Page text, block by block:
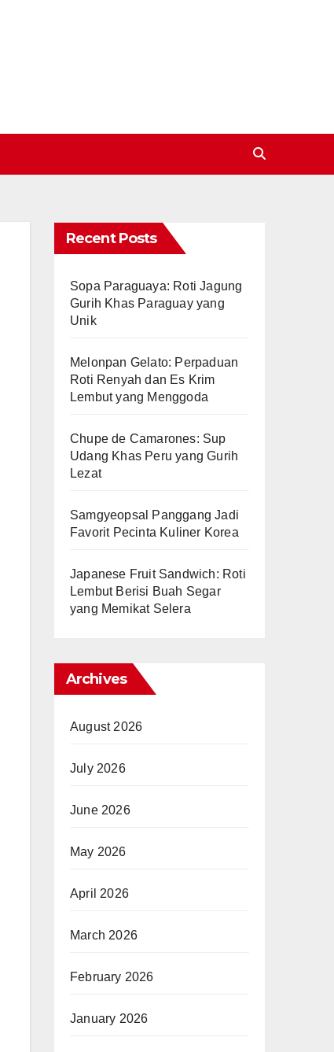
Recent Posts
Sopa Paraguaya: Roti Jagung
Gurih Khas Paraguay yang
Unik
Melonpan Gelato: Perpaduan
Roti Renyah dan Es Krim
Lembut yang Menggoda
Chupe de Camarones: Sup
Udang Khas Peru yang Gurih
Lezat
Samgyeopsal Panggang Jadi
Favorit Pecinta Kuliner Korea
Japanese Fruit Sandwich: Roti
Lembut Berisi Buah Segar
yang Memikat Selera
Archives
August 2026
July 2026
June 2026
May 2026
April 2026
March 2026
February 2026
January 2026